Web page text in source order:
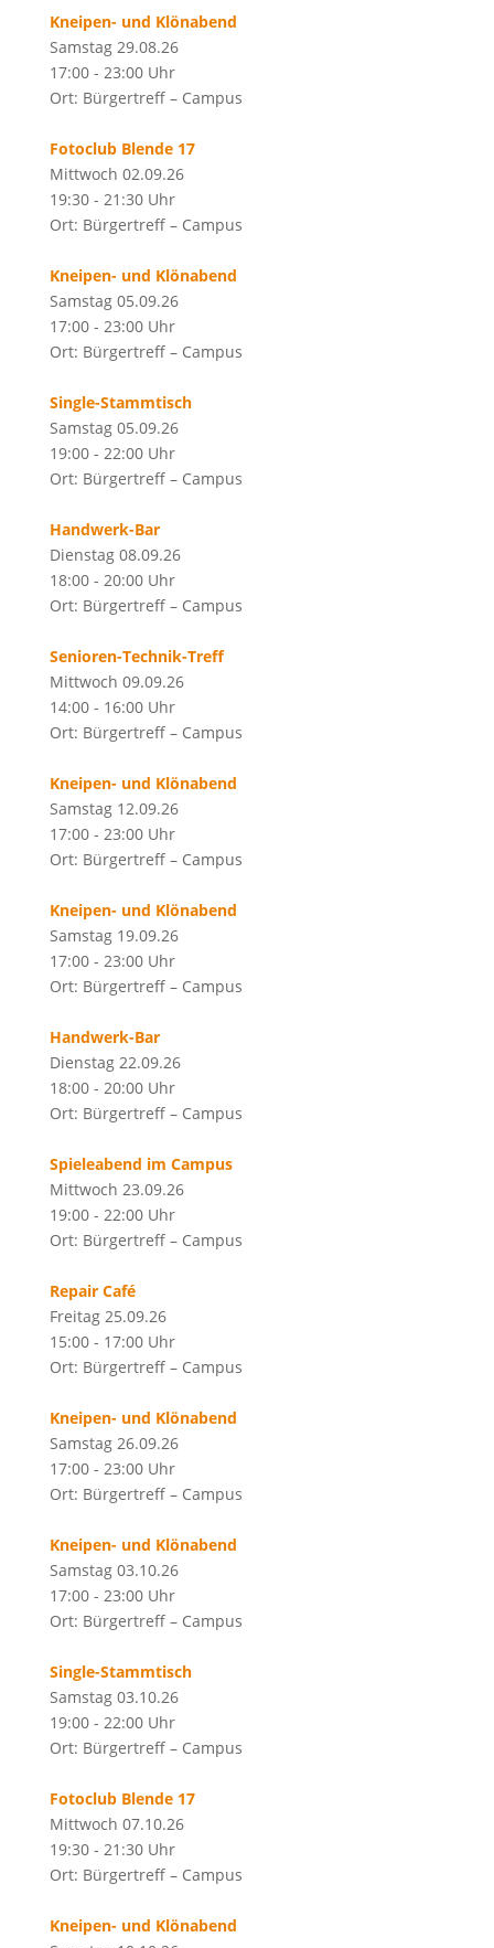
Kneipen- und Klönabend
Samstag 29.08.26
17:00 - 23:00 Uhr
Ort: Bürgertreff – Campus
Fotoclub Blende 17
Mittwoch 02.09.26
19:30 - 21:30 Uhr
Ort: Bürgertreff – Campus
Kneipen- und Klönabend
Samstag 05.09.26
17:00 - 23:00 Uhr
Ort: Bürgertreff – Campus
Single-Stammtisch
Samstag 05.09.26
19:00 - 22:00 Uhr
Ort: Bürgertreff – Campus
Handwerk-Bar
Dienstag 08.09.26
18:00 - 20:00 Uhr
Ort: Bürgertreff – Campus
Senioren-Technik-Treff
Mittwoch 09.09.26
14:00 - 16:00 Uhr
Ort: Bürgertreff – Campus
Kneipen- und Klönabend
Samstag 12.09.26
17:00 - 23:00 Uhr
Ort: Bürgertreff – Campus
Kneipen- und Klönabend
Samstag 19.09.26
17:00 - 23:00 Uhr
Ort: Bürgertreff – Campus
Handwerk-Bar
Dienstag 22.09.26
18:00 - 20:00 Uhr
Ort: Bürgertreff – Campus
Spieleabend im Campus
Mittwoch 23.09.26
19:00 - 22:00 Uhr
Ort: Bürgertreff – Campus
Repair Café
Freitag 25.09.26
15:00 - 17:00 Uhr
Ort: Bürgertreff – Campus
Kneipen- und Klönabend
Samstag 26.09.26
17:00 - 23:00 Uhr
Ort: Bürgertreff – Campus
Kneipen- und Klönabend
Samstag 03.10.26
17:00 - 23:00 Uhr
Ort: Bürgertreff – Campus
Single-Stammtisch
Samstag 03.10.26
19:00 - 22:00 Uhr
Ort: Bürgertreff – Campus
Fotoclub Blende 17
Mittwoch 07.10.26
19:30 - 21:30 Uhr
Ort: Bürgertreff – Campus
Kneipen- und Klönabend